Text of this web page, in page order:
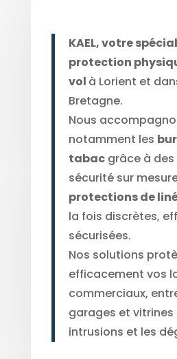
KAEL, votre
protection
vol à Lorient et
Bretagne.
Nous
notamment les
tabacgrâce à des
sécurité sur
protections de
la fois discrètes,
sécurisées.
Nos solutions
efficacement vos
commerciaux,
garages et vitrines
intrusions et les